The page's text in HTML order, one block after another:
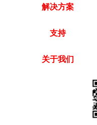
解决方案
支持
关于我们